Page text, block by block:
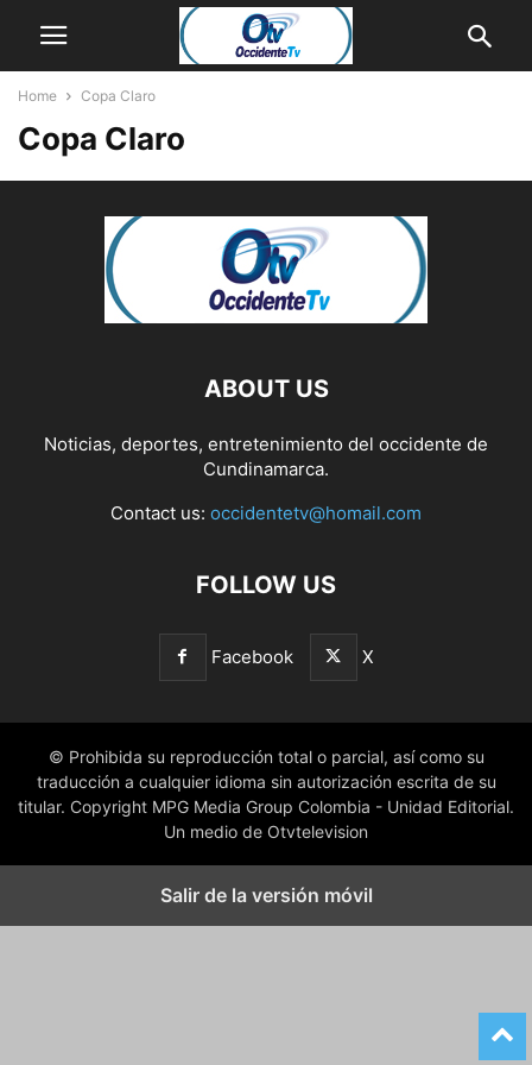
Home Copa Claro
Copa Claro
ABOUT US
Noticias, deportes, entretenimiento del occidente de
Cundinamarca.
Contact us: occidentetv@homail.com
FOLLOW US
Facebook X
© Prohibida su reproducción total o parcial, así como su
traducción a cualquier idioma sin autorización escrita de su
titular. Copyright MPG Media Group Colombia - Unidad Editorial.
Un medio de Otvtelevision
Salir de la versión móvil